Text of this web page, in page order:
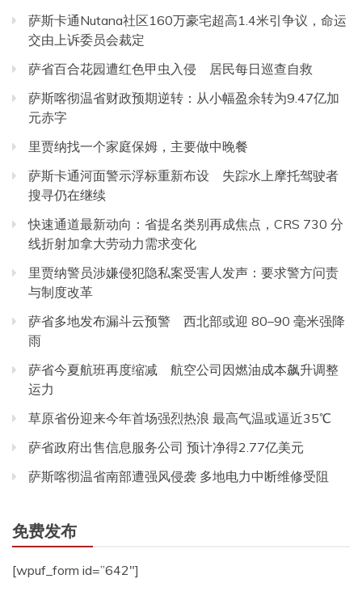
萨斯卡通Nutana社区160万豪宅超高1.4米引争议，命运
交由上诉委员会裁定
萨省百合花园遭红色甲虫入侵 居民每日巡查自救
萨斯喀彻温省财政预期逆转：从小幅盈余转为9.47亿加
元赤字
里贾纳找一个家庭保姆，主要做中晚餐
萨斯卡通河面警示浮标重新布设 失踪水上摩托驾驶者
搜寻仍在继续
快速通道最新动向：省提名类别再成焦点，CRS 730 分
线折射加拿大劳动力需求变化
里贾纳警员涉嫌侵犯隐私案受害人发声：要求警方问责
与制度改革
萨省多地发布漏斗云预警 西北部或迎 80–90 毫米强降
雨
萨省今夏航班再度缩减 航空公司因燃油成本飙升调整
运力
草原省份迎来今年首场强烈热浪 最高气温或逼近35℃
萨省政府出售信息服务公司 预计净得2.77亿美元
萨斯喀彻温省南部遭强风侵袭 多地电力中断维修受阻
免费发布
[wpuf_form id=”642″]